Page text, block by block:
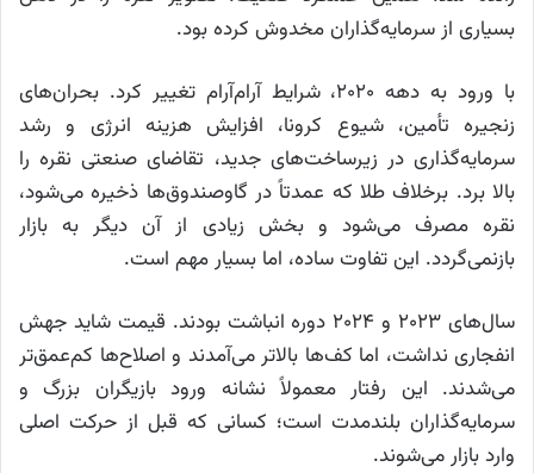
بسیاری از سرمایه‌گذاران مخدوش کرده بود.
با ورود به دهه ۲۰۲۰، شرایط آرام‌آرام تغییر کرد. بحران‌های
زنجیره تأمین، شیوع کرونا، افزایش هزینه انرژی و رشد
سرمایه‌گذاری در زیرساخت‌های جدید، تقاضای صنعتی نقره را
بالا برد. برخلاف طلا که عمدتاً در گاوصندوق‌ها ذخیره می‌شود،
نقره مصرف می‌شود و بخش زیادی از آن دیگر به بازار
بازنمی‌گردد. این تفاوت ساده، اما بسیار مهم است.
سال‌های ۲۰۲۳ و ۲۰۲۴ دوره انباشت بودند. قیمت شاید جهش
انفجاری نداشت، اما کف‌ها بالاتر می‌آمدند و اصلاح‌ها کم‌عمق‌تر
می‌شدند. این رفتار معمولاً نشانه ورود بازیگران بزرگ و
سرمایه‌گذاران بلندمدت است؛ کسانی که قبل از حرکت اصلی
وارد بازار می‌شوند.